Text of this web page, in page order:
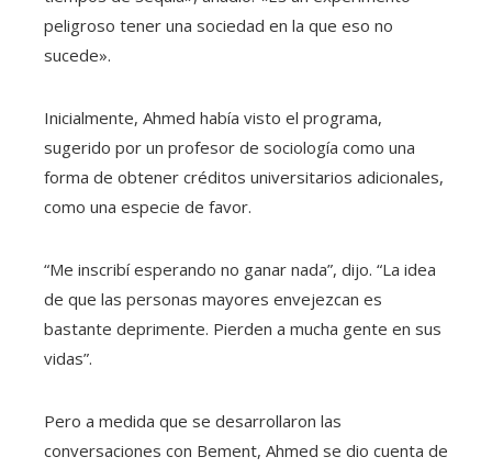
peligroso tener una sociedad en la que eso no
sucede».
Inicialmente, Ahmed había visto el programa,
sugerido por un profesor de sociología como una
forma de obtener créditos universitarios adicionales,
como una especie de favor.
“Me inscribí esperando no ganar nada”, dijo. “La idea
de que las personas mayores envejezcan es
bastante deprimente. Pierden a mucha gente en sus
vidas”.
Pero a medida que se desarrollaron las
conversaciones con Bement, Ahmed se dio cuenta de